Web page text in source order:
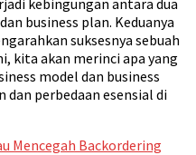
business plan. Keduanya
suksesnya sebuah
kita akan merinci apa yang
model dan business
perbedaan esensial di
Mencegah Backordering